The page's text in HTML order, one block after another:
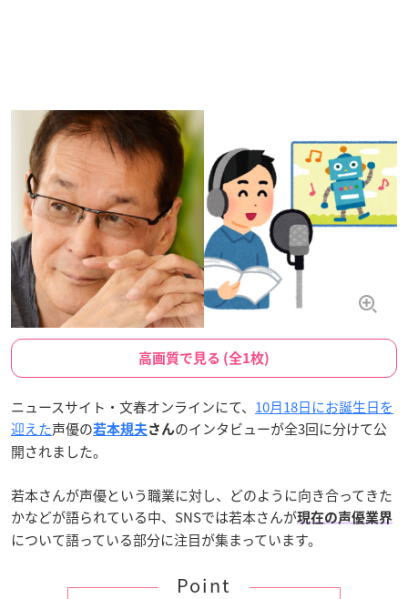
高画質で見る (全1枚)
ニュースサイト・文春オンラインにて、 10月18日にお誕生日を
迎えた声優の若本規夫さんのインタビューが全3回に分けて公
開されました。
若本さんが声優という職業に対し、どのように向き合ってきた
かなどが語られている中、SNSでは若本さんが現在の声優業界
について語っている部分に注目が集まっています。
Point